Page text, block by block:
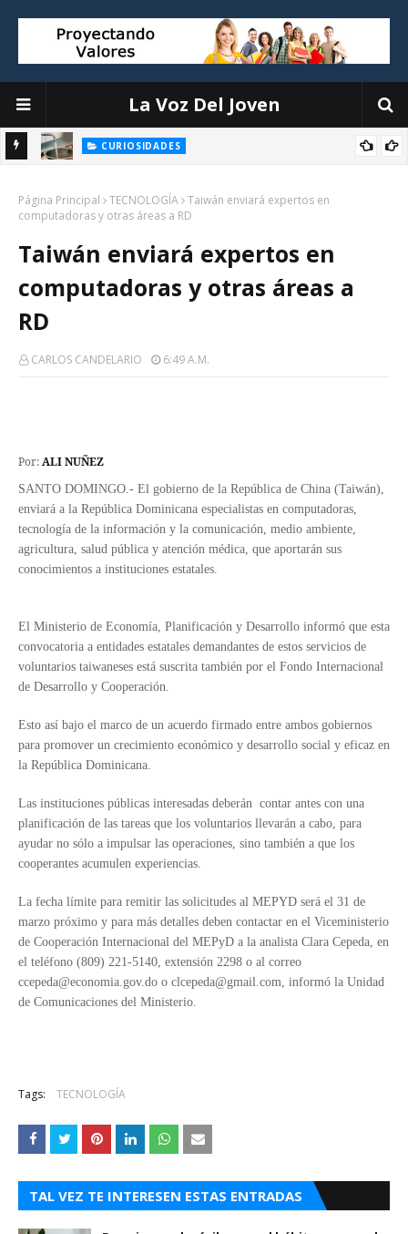
La Voz Del Joven
CURIOSIDADES
enfriar la casa sin aire acondicionado
Página Principal TECNOLOGÍA Taiwán enviará expertos en
computadoras y otras áreas a RD
Taiwán enviará expertos en
computadoras y otras áreas a
RD
CARLOS CANDELARIO 6:49 A.m.
Por:ALI NUÑEZ
SANTO DOMINGO.- El gobierno de la República de China (Taiwán),
enviará a la República Dominicana especialistas en computadoras,
tecnología de la información y la comunicación, medio ambiente,
agricultura, salud pública y atención médica, que aportarán sus
conocimientos a instituciones estatales.
El Ministerio de Economía, Planificación y Desarrollo informó que esta
convocatoria a entidades estatales demandantes de estos servicios de
voluntarios taiwaneses está suscrita también por el Fondo Internacional
de Desarrollo y Cooperación.
Esto así bajo el marco de un acuerdo firmado entre ambos gobiernos
para promover un crecimiento económico y desarrollo social y eficaz en
la República Dominicana.
Las instituciones públicas interesadas deberán contar antes con una
planificación de las tareas que los voluntarios llevarán a cabo, para
ayudar no sólo a impulsar las operaciones, sino también a que los
cooperantes acumulen experiencias.
La fecha límite para remitir las solicitudes al MEPYD será el 31 de
marzo próximo y para más detalles deben contactar en el Viceministerio
de Cooperación Internacional del MEPyD a la analista Clara Cepeda, en
el teléfono (809) 221-5140, extensión 2298 o al correo
ccepeda@economia.gov.do o clcepeda@gmail.com, informó la Unidad
de Comunicaciones del Ministerio.
Tags: TECNOLOGÍA
TAL VEZ TE INTERESEN ESTAS ENTRADAS